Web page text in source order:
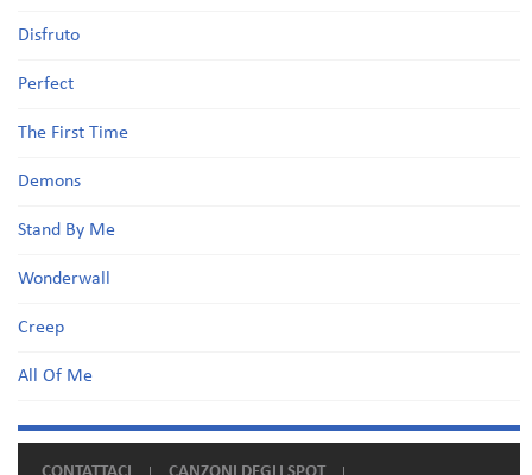
Disfruto
Perfect
The First Time
Demons
Stand By Me
Wonderwall
Creep
All Of Me